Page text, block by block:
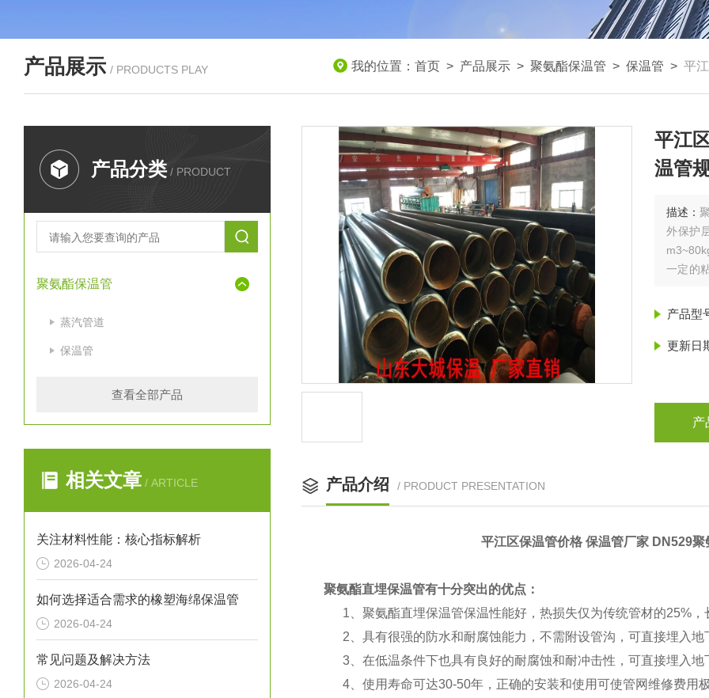
产品展示 / PRODUCTS PLAY 我的位置： 首页 > 产品展示 > 聚氨酯保温管 > 保温管 > 平
产品分类 / PRODUCT
聚氨酯保温管
蒸汽管道
保温管
查看全部产品
相关文章 / ARTICLE
关注材料性能：核心指标解析
2026-04-24
如何选择适合需求的橡塑海绵保温管
2026-04-24
常见问题及解决方法
2026-04-24
平江
温管
描述：
外保护
一定的
产品型
更新日
产
产品介绍 / PRODUCT PRESENTATION
平江区保温管价格 保温管厂家 DN529
聚氨酯直埋保温管有十分突出的优点：
1、聚氨酯直埋保温管保温性能好，热损失仅为传统管材的25%，
2、具有很强的防水和耐腐蚀能力，不需附设管沟，可直接埋入地
3、在低温条件下也具有良好的耐腐蚀和耐冲击性，可直接埋入地
4、使用寿命可达30-50年，正确的安装和使用可使管网维修费用